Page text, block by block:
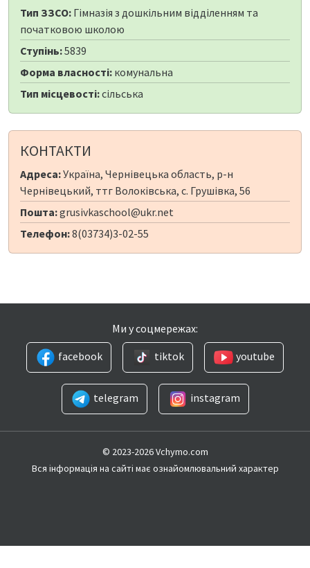
Тип ЗЗСО: Гімназія з дошкільним відділенням та
початковою школою
Ступінь:5839
Форма власності: комунальна
Тип місцевості:сільська
КОНТАКТИ
Адреса:Україна, Чернівецька область, р-н
Чернівецький, ттг Волоківська, с. Грушівка, 56
Пошта:grusivkaschool@ukr.net
Телефон:8(03734)3-02-55
Ми у соцмережах:
facebook
tiktok youtube
telegram instagram
© 2023-2026 Vchymo.com
Вся інформація на сайті має ознайомлювальний характер